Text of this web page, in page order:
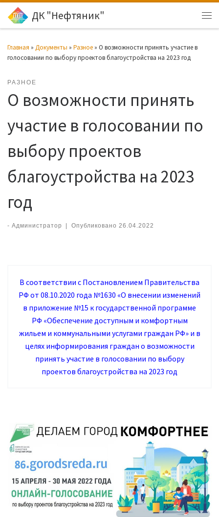
Перейти к содержимому
ДК "Нефтяник"
Главная » Документы » Разное » О возможности принять участие в
голосовании по выбору проектов благоустройства на 2023 год
РАЗНОЕ
О возможности принять
участие в голосовании по
выбору проектов
благоустройства на 2023
год
- Администратор Опубликовано 26.04.2022
В соответствии с Постановлением Правительства
РФ от 08.10.2020 года №1630 «О внесении изменений
в приложение №15 к государственной программе
РФ «Обеспечение доступным и комфортным
жильем и коммунальными услугами граждан РФ» и в
целях информирования граждан о возможности
принять участие в голосовании по выбору
проектов благоустройства на 2023 год